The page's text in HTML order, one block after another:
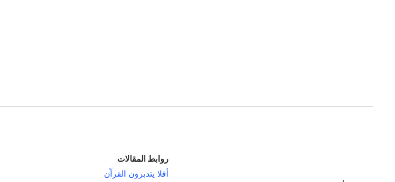
روابط المقالات
أفلا يتدبرون القراّن